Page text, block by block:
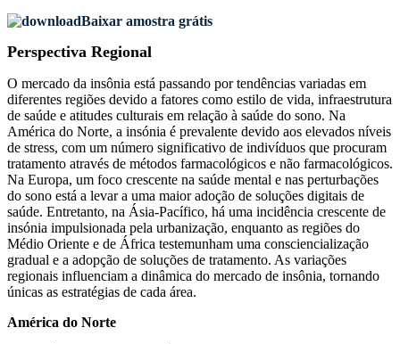
Baixar amostra grátis
Perspectiva Regional
O mercado da insônia está passando por tendências variadas em
diferentes regiões devido a fatores como estilo de vida, infraestrutura
de saúde e atitudes culturais em relação à saúde do sono. Na
América do Norte, a insónia é prevalente devido aos elevados níveis
de stress, com um número significativo de indivíduos que procuram
tratamento através de métodos farmacológicos e não farmacológicos.
Na Europa, um foco crescente na saúde mental e nas perturbações
do sono está a levar a uma maior adoção de soluções digitais de
saúde. Entretanto, na Ásia-Pacífico, há uma incidência crescente de
insónia impulsionada pela urbanização, enquanto as regiões do
Médio Oriente e de África testemunham uma consciencialização
gradual e a adopção de soluções de tratamento. As variações
regionais influenciam a dinâmica do mercado de insônia, tornando
únicas as estratégias de cada área.
América do Norte